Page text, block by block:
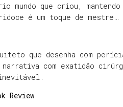
mundo que criou,
é um toque de mestre…
que desenha com
com exatidão
Review